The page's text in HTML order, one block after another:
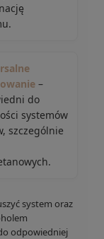
–
do
systemów
szczególnie
system oraz
odpowiedniej